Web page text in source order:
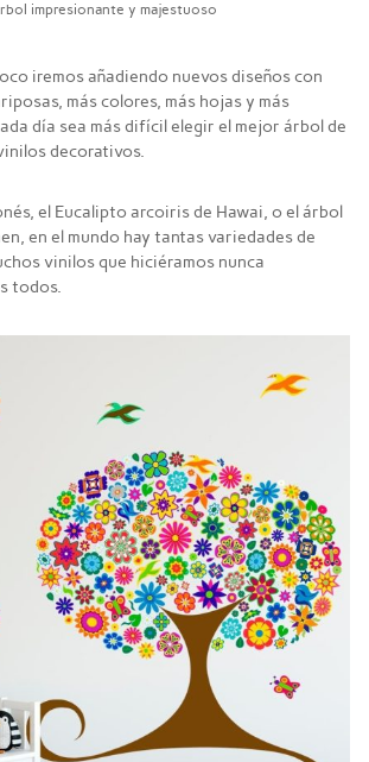
impresionante y majestuoso
iremos añadiendo nuevos diseños con
más colores, más hojas y más
día sea más difícil elegir el mejor árbol de
decorativos.
el Eucalipto arcoiris de Hawai, o el árbol
en el mundo hay tantas variedades de
vinilos que hiciéramos nunca
todos.